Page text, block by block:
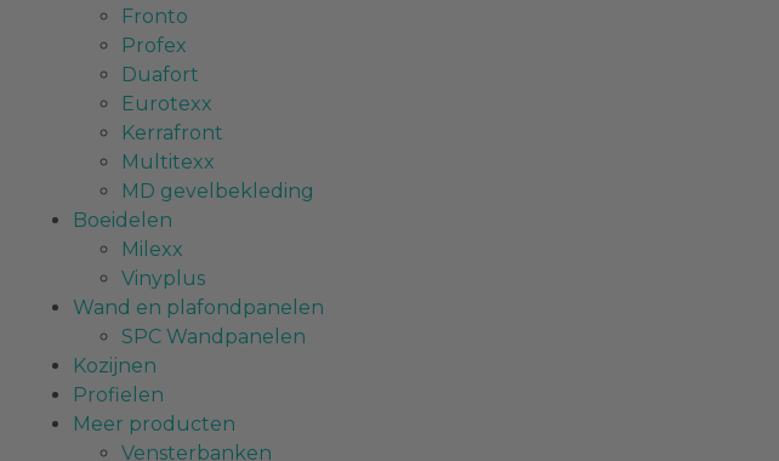
Fronto
Profex
Duafort
Eurotexx
Kerrafront
Multitexx
MD gevelbekleding
Boeidelen
Milexx
Vinyplus
Wand en plafondpanelen
SPC Wandpanelen
Kozijnen
Profielen
Meer producten
Vensterbanken